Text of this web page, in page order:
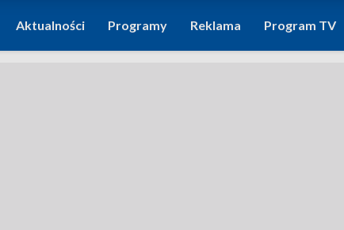
Aktualności Programy Reklama Program TV